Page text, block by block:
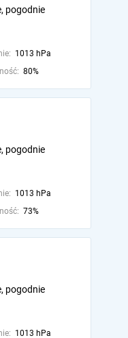
pogodnie
1013 hPa
80%
pogodnie
1013 hPa
73%
pogodnie
1013 hPa